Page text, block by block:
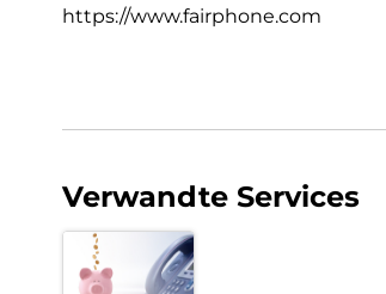
https://www.fairphone.com
Verwandte Services